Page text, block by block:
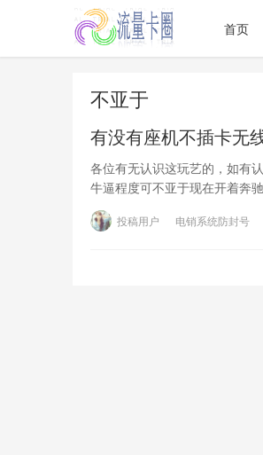
首页
不亚于
有没有座机不插卡无
各位有无认识这玩艺的，如有
牛逼程度可不亚于现在开着奔
投稿用户 电销系统防封号